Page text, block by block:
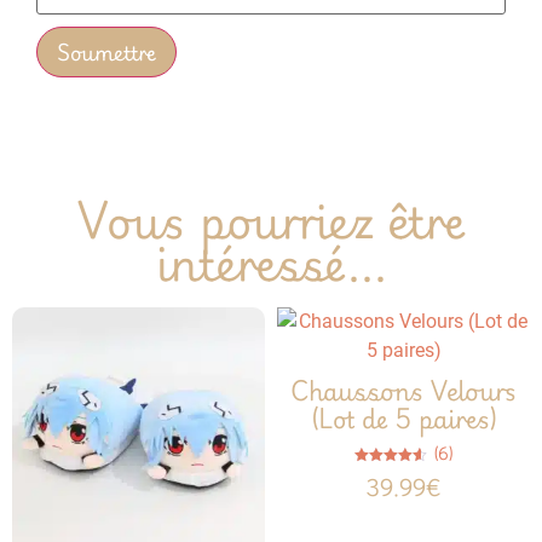
Vous pourriez être
intéressé...
Chaussons Velours
(Lot de 5 paires)
4.50
sur 5
(6)
39.99€